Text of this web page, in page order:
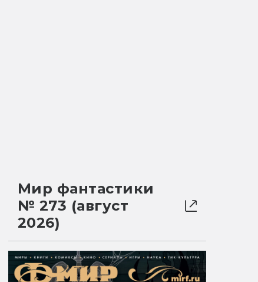
Мир фантастики
№ 273 (август
2026)